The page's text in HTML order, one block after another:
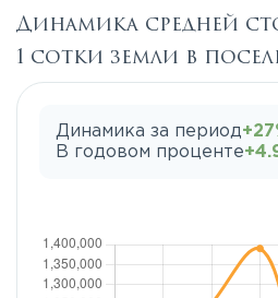
Динамика средней
1 сотки земли в
Динамика за период
В годовом проценте